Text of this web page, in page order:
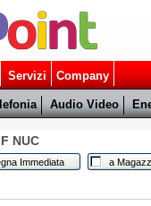
Servizi Company
Audio Video
NUC
Immediata a